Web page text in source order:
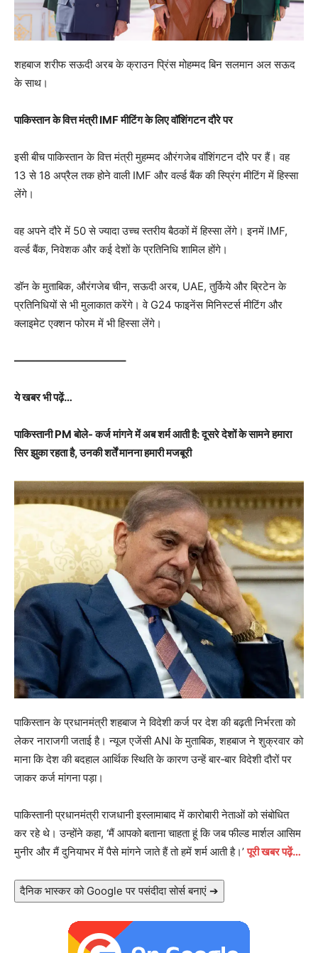
शहबाज शरीफ सऊदी अरब के क्राउन प्रिंस मोहम्मद बिन सलमान अल सऊद
के साथ।
पाकिस्तान के वित्त मंत्री IMF मीटिंग के लिए वॉशिंगटन दौरे पर
इसी बीच पाकिस्तान के वित्त मंत्री मुहम्मद औरंगजेब वॉशिंगटन दौरे पर हैं। वह
13 से 18 अप्रैल तक होने वाली IMF और वर्ल्ड बैंक की स्प्रिंग मीटिंग में हिस्सा
लेंगे।
वह अपने दौरे में 50 से ज्यादा उच्च स्तरीय बैठकों में हिस्सा लेंगे। इनमें IMF,
वर्ल्ड बैंक, निवेशक और कई देशों के प्रतिनिधि शामिल होंगे।
डॉन के मुताबिक, औरंगजेब चीन, सऊदी अरब, UAE, तुर्किये और ब्रिटेन के
प्रतिनिधियों से भी मुलाकात करेंगे। वे G24 फाइनेंस मिनिस्टर्स मीटिंग और
क्लाइमेट एक्शन फोरम में भी हिस्सा लेंगे।
——————————–
ये खबर भी पढ़ें…
पाकिस्तानी PM बोले- कर्ज मांगने में अब शर्म आती है: दूसरे देशों के सामने हमारा
सिर झुका रहता है, उनकी शर्तें मानना हमारी मजबूरी
पाकिस्तान के प्रधानमंत्री शहबाज ने विदेशी कर्ज पर देश की बढ़ती निर्भरता को
लेकर नाराजगी जताई है। न्यूज एजेंसी ANI के मुताबिक, शहबाज ने शुक्रवार को
माना कि देश की बदहाल आर्थिक स्थिति के कारण उन्हें बार‑बार विदेशी दौरों पर
जाकर कर्ज मांगना पड़ा।
पाकिस्तानी प्रधानमंत्री राजधानी इस्लामाबाद में कारोबारी नेताओं को संबोधित
कर रहे थे। उन्होंने कहा, ‘मैं आपको बताना चाहता हूं कि जब फील्ड मार्शल आसिम
मुनीर और मैं दुनियाभर में पैसे मांगने जाते हैं तो हमें शर्म आती है।’पूरी खबर पढ़ें…
दैनिक भास्कर को Google पर पसंदीदा सोर्स बनाएं ➔